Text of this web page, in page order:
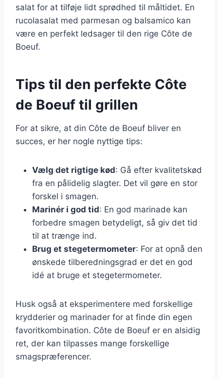
salat for at tilføje lidt sprødhed til måltidet. En
rucolasalat med parmesan og balsamico kan
være en perfekt ledsager til den rige Côte de
Boeuf.
Tips til den perfekte Côte
de Boeuf til grillen
For at sikre, at din Côte de Boeuf bliver en
succes, er her nogle nyttige tips:
Vælg det rigtige kød: Gå efter kvalitetskød
fra en pålidelig slagter. Det vil gøre en stor
forskel i smagen.
Marinér i god tid: En god marinade kan
forbedre smagen betydeligt, så giv det tid
til at trænge ind.
Brug et stegetermometer: For at opnå den
ønskede tilberedningsgrad er det en god
idé at bruge et stegetermometer.
Husk også at eksperimentere med forskellige
krydderier og marinader for at finde din egen
favoritkombination. Côte de Boeuf er en alsidig
ret, der kan tilpasses mange forskellige
smagspræferencer.